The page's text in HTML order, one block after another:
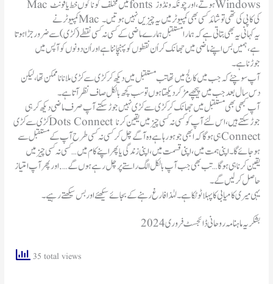
Mac میں مختلف گوناگوں خط یا فونٹ fonts ہوتے، اور چونکہ ونڈوز Windows
کمپیوٹر نے Mac کی کاپی کی تھی تو شائد کسی بھی کمپیوٹر میں یہ چیزیں نہیں ہوتیں۔
یہ کہانی یہ بھی بتاتی ہے کہ ہمارا مستقبل ہمارے ماضی کے کسی نہ کسی نقطے (کڑی)سے ضرور جڑا ہو تا
ہے ، ہمیں بس اپنے ماضی میں جھانک کر اُن نقطوں کو پہنچاننا ہے اور اُن دونوں کو آپس میں
جوڑناہے۔
آپ سوچئے کہ جب میں کالج میں تھا تب مستقبل میں دیکھ کر کڑی سے کڑی ملانا ناممکن تھا، لیکن
دس سال بعد جب میں پیچھے مڑ کر دیکھتا ہوں تو سب کچھ بالکل صاف نظر آتا ہے۔
آپ کبھی بھی مستقبل میں جھانک کر کڑی سے کڑی نہیں جوڑ سکتے آپ صرف ماضی دیکھ کر ہی
کڑی سے کڑیDots Connect جوڑ سکتے ہیں، اس لئے آپ کو کسی نہ کسی چیز میں یقین کرنا
ہی ہوگا کہ ابھی جو ہو رہا ہے وہ آگے چل کر کسی نہ کسی طرح آپ کے مستقبل سے Connect
ہو جائے گا۔ اپنی ہمت میں، اپنی قسمت میں، اپنی زندگی یا پھر اپنے کام میں…کسی نہ کسی چیز میں
یقین کرنا ہی ہوگا… تب بھی جب آپ بالکل الگ راستے پر چل رہے ہو ں گے…. اور پھر آپ امتیاز
حاصل کرلیں گے۔
یہی میری کامیابی کا پہلا ٹوٹکا ہے ۔ لہٰذا فارغ رہنے کے بجائے سیکھئے اور بس سیکھتے رہیے ۔
بشکریہ ماہنامہ روحانی ڈائجسٹ فروری 2024
35 total views